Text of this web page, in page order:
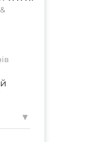
000 $
▾